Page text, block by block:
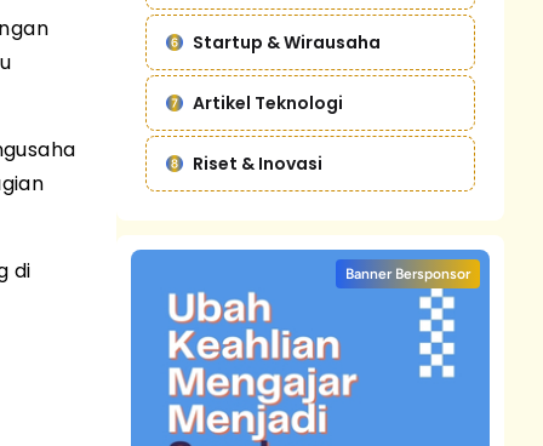
di
Startup & Wirausaha
Artikel Teknologi
Riset & Inovasi
Banner Bersponsor